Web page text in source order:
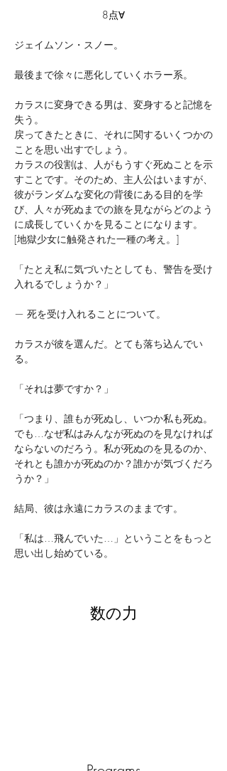
8点∀
ジェイムソン・スノー。
最後まで徐々に悪化していくホラー系。
カラスに変身できる男は、変身すると記憶を
失う。
戻ってきたときに、それに関するいくつかの
ことを思い出すでしょう。
カラスの役割は、人がもうすぐ死ぬことを示
すことです。そのため、主人公はいますが、
彼がランダムな変化の背後にある目的を学
び、人々が死ぬまでの旅を見ながらどのよう
に成長していくかを見ることになります。
[地獄少女に触発された一種の考え。]
「たとえ私に気づいたとしても、警告を受け
入れるでしょうか？」
— 死を受け入れることについて。
カラスが彼を選んだ。とても落ち込んでい
る。
「それは夢ですか？」
「つまり、誰もが死ぬし、いつか私も死ぬ。
でも…なぜ私はみんなが死ぬのを見なければ
ならないのだろう。私が死ぬのを見るのか、
それとも誰かが死ぬのか？誰かが気づくだろ
うか？」
結局、彼は永遠にカラスのままです。
「私は…飛んでいた…」ということをもっと
思い出し始めている。
数の力